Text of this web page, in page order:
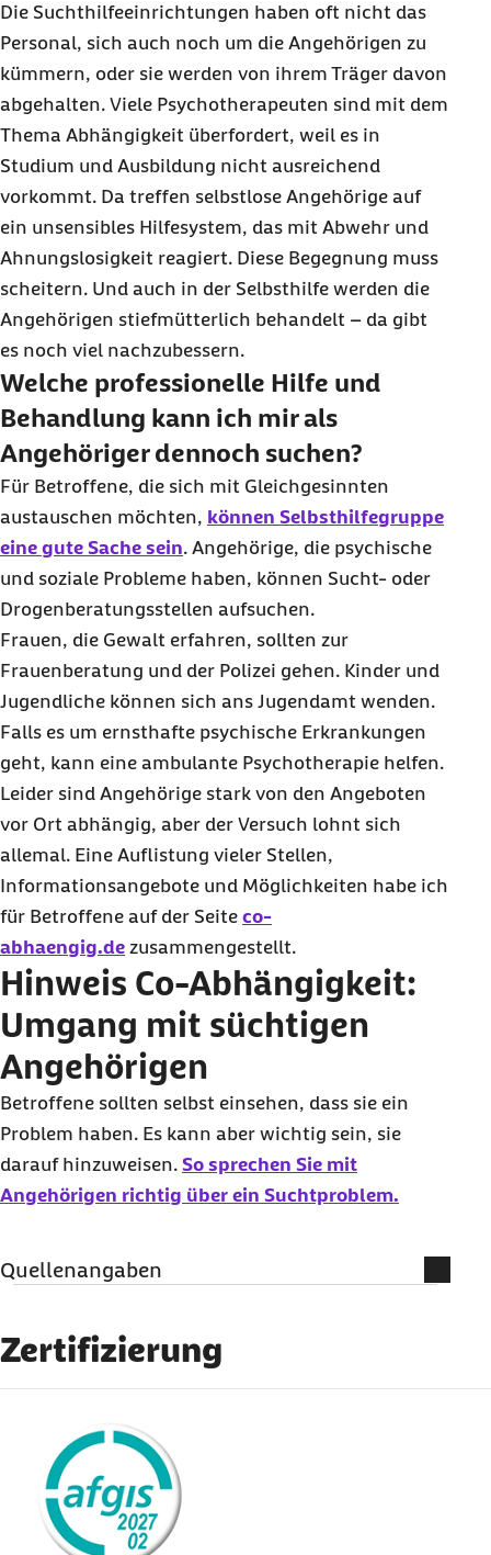
Die Suchthilfeeinrichtungen haben oft nicht das
Personal, sich auch noch um die Angehörigen zu
kümmern, oder sie werden von ihrem Träger davon
abgehalten. Viele Psychotherapeuten sind mit dem
Thema Abhängigkeit überfordert, weil es in
Studium und Ausbildung nicht ausreichend
vorkommt. Da treffen selbstlose Angehörige auf
ein unsensibles Hilfesystem, das mit Abwehr und
Ahnungslosigkeit reagiert. Diese Begegnung muss
scheitern. Und auch in der Selbsthilfe werden die
Angehörigen stiefmütterlich behandelt – da gibt
es noch viel nachzubessern.
Welche professionelle Hilfe und
Behandlung kann ich mir als
Angehöriger dennoch suchen?
Für Betroffene, die sich mit Gleichgesinnten
austauschen möchten, können Selbsthilfegruppe
eine gute Sache sein. Angehörige, die psychische
und soziale Probleme haben, können Sucht- oder
Drogenberatungsstellen aufsuchen.
Frauen, die Gewalt erfahren, sollten zur
Frauenberatung und der Polizei gehen. Kinder und
Jugendliche können sich ans Jugendamt wenden.
Falls es um ernsthafte psychische Erkrankungen
geht, kann eine ambulante Psychotherapie helfen.
Leider sind Angehörige stark von den Angeboten
vor Ort abhängig, aber der Versuch lohnt sich
allemal. Eine Auflistung vieler Stellen,
Informationsangebote und Möglichkeiten habe ich
für Betroffene auf der Seite co-
abhaengig.de zusammengestellt.
Hinweis Co-Abhängigkeit:
Umgang mit süchtigen
Angehörigen
Betroffene sollten selbst einsehen, dass sie ein
Problem haben. Es kann aber wichtig sein, sie
darauf hinzuweisen. So sprechen Sie mit
Angehörigen richtig über ein Suchtproblem.
Quellenangaben
Flassbeck, J. (2010). Co-Abhängigkeit.
Diagnose, Ursachen und Therapie für
Angehörige von Suchtkranken. Stuttgart:
Klett-Cotta.
Flassbeck, J. (2014). Ich will mein Leben
zurück! Selbsthilfe für Angehörige von
Zertifizierung